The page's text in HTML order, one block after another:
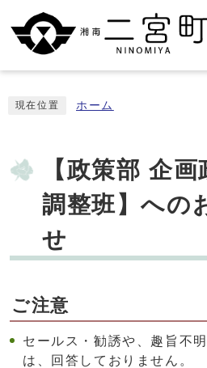
現在位置 ホーム
【政策部 企
調整班】への
せ
ご注意
セールス・勧誘や、趣旨不
は、回答しておりません。